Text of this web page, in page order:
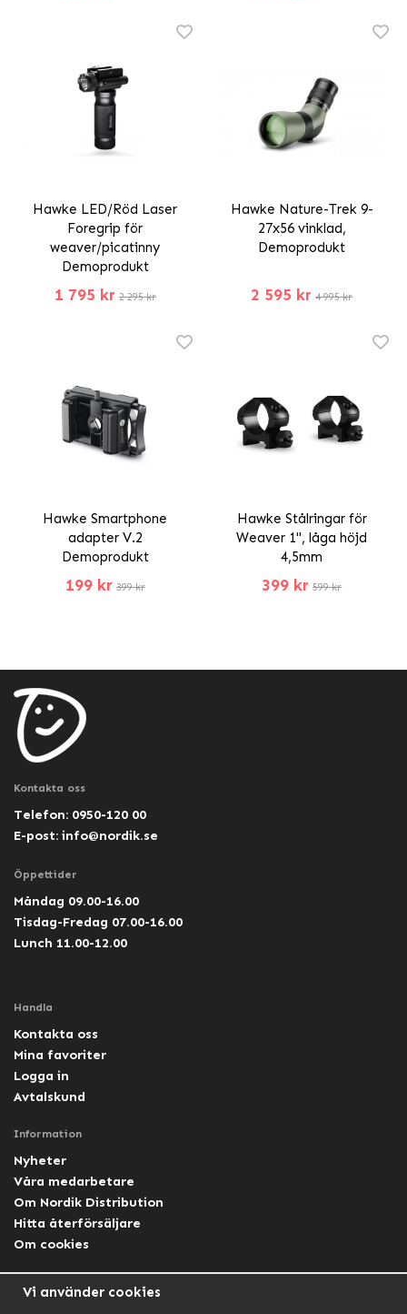
Hawke LED/Röd Laser
Foregrip för
weaver/picatinny
Demoprodukt
1 795 kr 2 295 kr
Hawke Nature-Trek 9-
27x56 vinklad,
Demoprodukt
2 595 kr 4 995 kr
Hawke Smartphone
adapter V.2
Demoprodukt
199 kr 399 kr
Hawke Stålringar för
Weaver 1", låga höjd
4,5mm
399 kr 599 kr
Kontakta oss
Telefon: 0950-120 00
E-post: info@nordik.se
Öppettider
Måndag 09.00-16.00
Tisdag-Fredag 07.00-16.00
Lunch 11.00-12.00
Handla
Kontakta oss
Mina favoriter
Logga in
Avtalskund
Information
Nyheter
Våra medarbetare
Om Nordik Distribution
Hitta återförsäljare
Om cookies
Vi använder cookies